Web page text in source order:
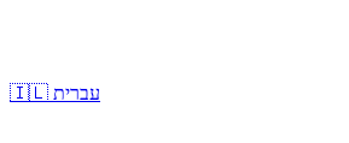
🇮🇱 עברית